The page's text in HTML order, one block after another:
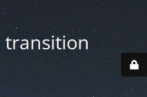
transition